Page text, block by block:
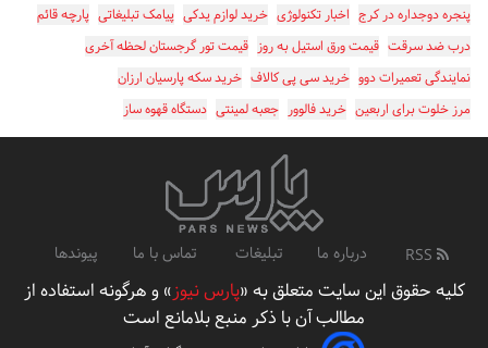
پنجره دوجداره در کرج اخبار تکنولوژی خرید لوازم یدکی پیامک تبلیغاتی پارچه قائم
درب ضد سرقت قیمت ورق استیل به روز قیمت تور گرجستان لحظه آخری
نمایندگی تعمیرات دوو خرید سی پی کالاف خرید سکه پارسیان ارزان
مرز خلوت برای اربعین خرید فالوور جعبه لمینتی دستگاه قهوه ساز
درباره ما تبلیغات تماس با ما پیوندها
کلیه حقوق این سایت متعلق به «پارس نیوز» و هرگونه استفاده از
مطالب آن با ذکر منبع بلامانع است